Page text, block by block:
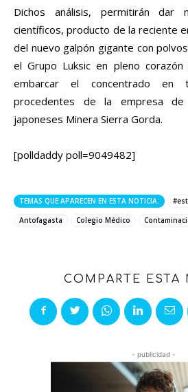
Dichos análisis, permitirán dar
científicos, producto de la reciente
del nuevo galpón gigante con
el Grupo Luksic en pleno
embarcar el concentrado en
procedentes de la empresa
japoneses Minera Sierra Gorda.
[polldaddy poll=9049482]
TEMAS QUE APARECEN EN ESTA NOTICIA:
Antofagasta
Colegio Médico
COMPARTE ESTA
- publicidad -